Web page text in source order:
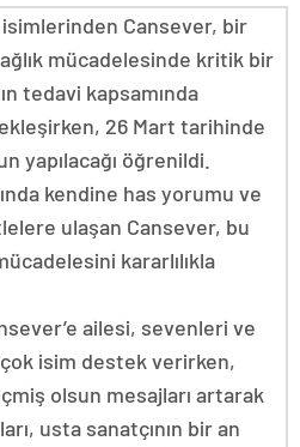
Cansever, bir
mücadelesinde kritik bir
tedavi kapsamında
26 Mart tarihinde
yapılacağı öğrenildi.
kendine has yorumu ve
ulaşan Cansever, bu
kararlılıkla
ailesi, sevenleri ve
isim destek verirken,
olsun mesajları artarak
usta sanatçının bir an